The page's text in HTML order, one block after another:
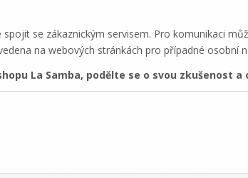
se zákaznickým servisem. Pro komunikaci
na webových stránkách pro případné osobní
La Samba, podělte se o svou zkušenost